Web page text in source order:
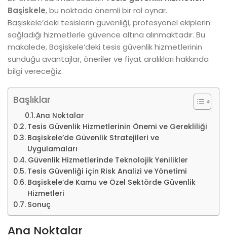
Başiskele, bu noktada önemli bir rol oynar.
Başiskele’deki tesislerin güvenliği, profesyonel ekiplerin
sağladığı hizmetlerle güvence altına alınmaktadır. Bu
makalede, Başiskele’deki tesis güvenlik hizmetlerinin
sunduğu avantajlar, öneriler ve fiyat aralıkları hakkında
bilgi vereceğiz.
Başlıklar
Ana Noktalar
Tesis Güvenlik Hizmetlerinin Önemi ve Gerekliliği
Başiskele’de Güvenlik Stratejileri ve
Uygulamaları
Güvenlik Hizmetlerinde Teknolojik Yenilikler
Tesis Güvenliği için Risk Analizi ve Yönetimi
Başiskele’de Kamu ve Özel Sektörde Güvenlik
Hizmetleri
Sonuç
Ana Noktalar